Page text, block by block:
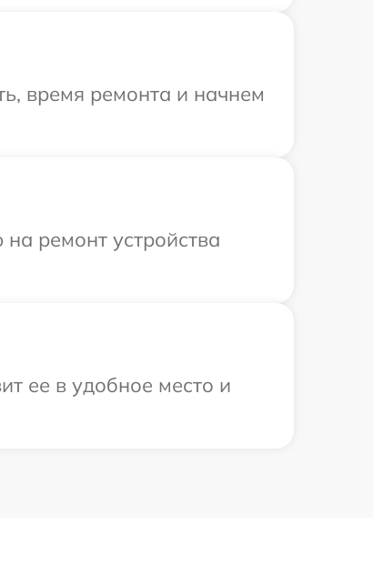
время ремонта и начнем
ремонт устройства
ее в удобное место и